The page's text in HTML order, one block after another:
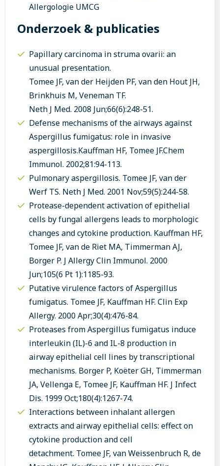
Allergologie UMCG
Onderzoek & publicaties
Papillary carcinoma in struma ovarii: an
unusual presentation.
Tomee JF, van der Heijden PF, van den Hout JH,
Brinkhuis M, Veneman TF.
Neth J Med. 2008 Jun;66(6):248-51.
Defense mechanisms of the airways against
Aspergillus fumigatus: role in invasive
aspergillosis.Kauffman HF, Tomee JF.Chem
Immunol. 2002;81:94-113.
Pulmonary aspergillosis. Tomee JF, van der
Werf TS. Neth J Med. 2001 Nov;59(5):244-58.
Protease-dependent activation of epithelial
cells by fungal allergens leads to morphologic
changes and cytokine production. Kauffman HF,
Tomee JF, van de Riet MA, Timmerman AJ,
Borger P. J Allergy Clin Immunol. 2000
Jun;105(6 Pt 1):1185-93.
Putative virulence factors of Aspergillus
fumigatus. Tomee JF, Kauffman HF. Clin Exp
Allergy. 2000 Apr;30(4):476-84.
Proteases from Aspergillus fumigatus induce
interleukin (IL)-6 and IL-8 production in
airway epithelial cell lines by transcriptional
mechanisms. Borger P, Koëter GH, Timmerman
JA, Vellenga E, Tomee JF, Kauffman HF. J Infect
Dis. 1999 Oct;180(4):1267-74.
Interactions between inhalant allergen
extracts and airway epithelial cells: effect on
cytokine production and cell
detachment. Tomee JF, van Weissenbruch R, de